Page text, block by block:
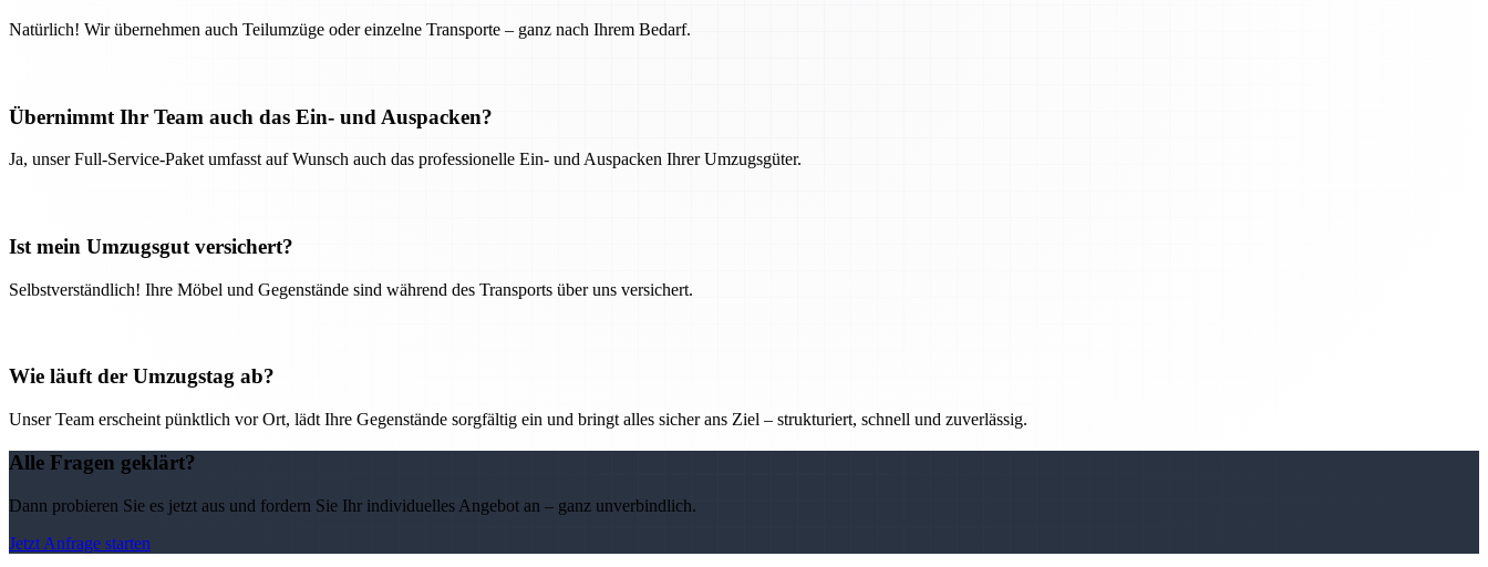
Natürlich! Wir übernehmen auch Teilumzüge oder einzelne Transporte – ganz nach Ihrem Bedarf.
Übernimmt Ihr Team auch das Ein- und Auspacken?
Ja, unser Full-Service-Paket umfasst auf Wunsch auch das professionelle Ein- und Auspacken Ihrer Umzugsgüter.
Ist mein Umzugsgut versichert?
Selbstverständlich! Ihre Möbel und Gegenstände sind während des Transports über uns versichert.
Wie läuft der Umzugstag ab?
Unser Team erscheint pünktlich vor Ort, lädt Ihre Gegenstände sorgfältig ein und bringt alles sicher ans Ziel – strukturiert, schnell und zuverlässig.
Alle Fragen geklärt?
Dann probieren Sie es jetzt aus und fordern Sie Ihr individuelles Angebot an – ganz unverbindlich.
Jetzt Anfrage starten